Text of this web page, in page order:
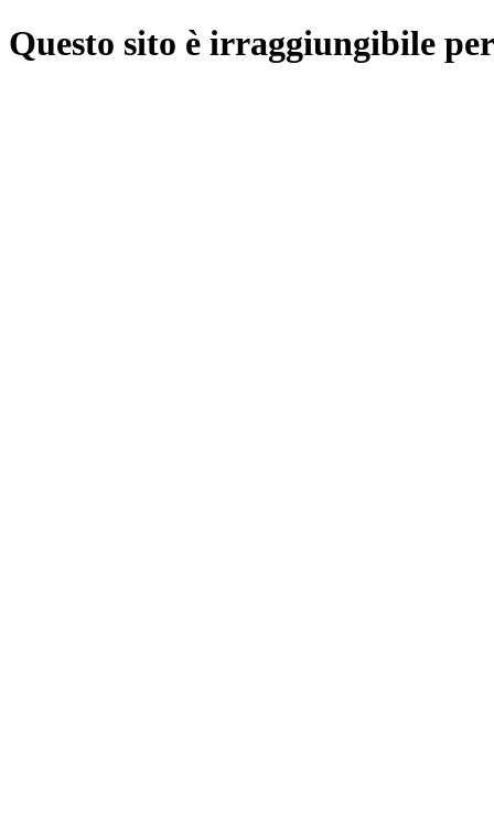
Questo sito è irraggiungibile